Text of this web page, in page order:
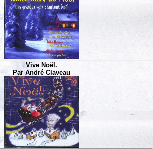
Vive Noël.
Par André Claveau